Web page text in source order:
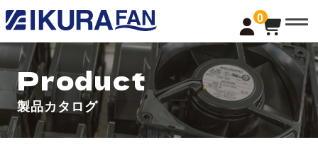
0
t
o
g
l
e
a
v
i
g
a
Product
製品カタログ